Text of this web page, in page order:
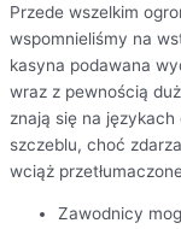
Przede wszelkim
wspomnieliśmy na
kasyna podawana
wraz z pewnością
znają się na językach
szczeblu, choć
wciąż
Zawodnicy